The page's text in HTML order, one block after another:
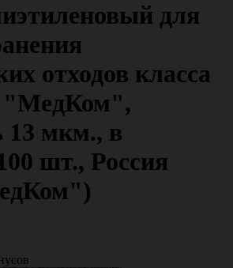
для
отходов класса
"МедКом",
13 мкм., в
шт., Россия